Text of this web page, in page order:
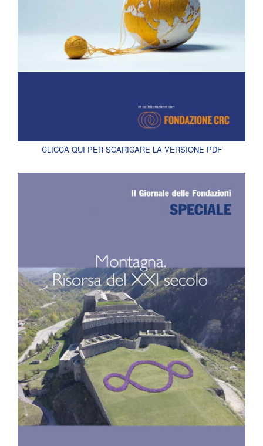
CLICCA QUI PER SCARICARE LA VERSIONE PDF